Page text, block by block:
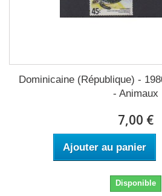
Dominicaine (République) -
- Animaux
7,00 €
Ajouter au panier
Disponible